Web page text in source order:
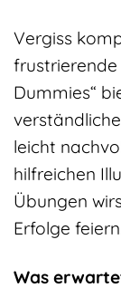
Vergiss
frustrierende
Dummies“
leicht
hilfreichen
Übungen
Erfolge
Was